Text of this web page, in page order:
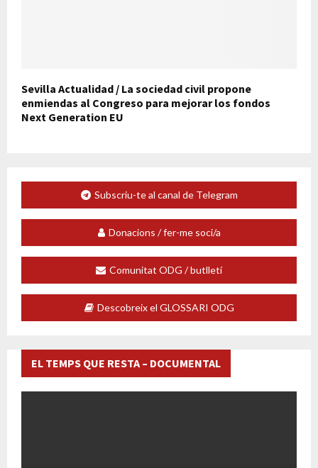
Sevilla Actualidad / La sociedad civil propone
enmiendas al Congreso para mejorar los fondos
Next Generation EU
Subscriu-te al canal de Telegram
Donacions / fer-me soci/a
Comunitat ODG / butlletí
Descobreix el GLOSSARI ODG
EL TEMPS QUE RESTA – DOCUMENTAL